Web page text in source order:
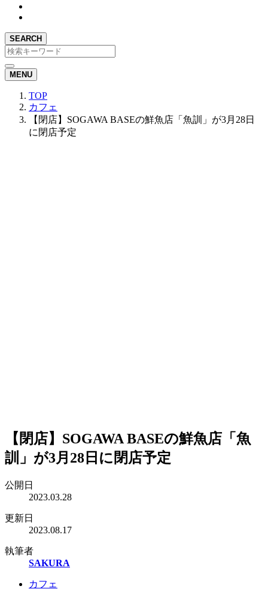
SEARCH
MENU
TOP
カフェ
【閉店】SOGAWA BASEの鮮魚店「魚訓」が3月28日
に閉店予定
【閉店】SOGAWA BASEの鮮魚店「魚
訓」が3月28日に閉店予定
公開日
2023.03.28
更新日
2023.08.17
執筆者
SAKURA
カフェ